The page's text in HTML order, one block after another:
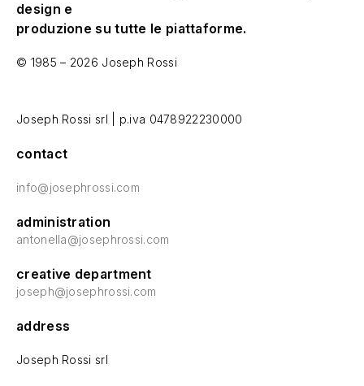
design e
produzione su tutte le piattaforme.
© 1985 – 2026 Joseph Rossi
Joseph Rossi srl | p.iva 0478922230000
contact
info@josephrossi.com
administration
antonella@josephrossi.com
creative department
joseph@josephrossi.com
address
Joseph Rossi srl